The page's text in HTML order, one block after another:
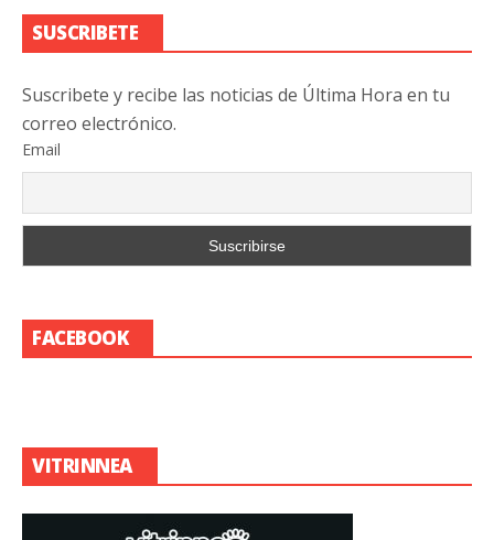
SUSCRIBETE
Suscribete y recibe las noticias de Última Hora en tu
correo electrónico.
Email
FACEBOOK
VITRINNEA